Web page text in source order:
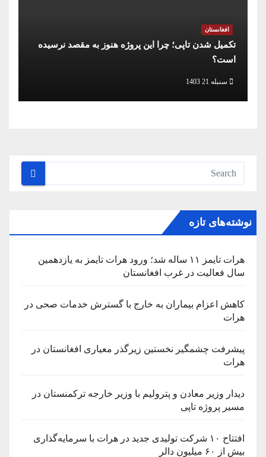
افغانستان
تکمیل شدن تاپی؛ چرا این پروژه هنوز به مقصد نرسیده
است؟
سنبله 21 1403
نوشته‌های تازه
هرات تایمز ۱۱ ساله شد؛ ورود هرات تایمز به یازدهمین
سال فعالیت در غرب افغانستان
کاهش اعزام بیماران به خارج با گسترش خدمات صحی در
هرات
پیشرفت چشمگیر نخستین زیرگذر معیاری افغانستان در
هرات
دیدار وزیر معادن و پترولیم با وزیر خارجه ترکمنستان در
مسیر پروژه تاپی
افتتاح ۱۰ شرکت تولیدی جدید در هرات با سرمایه‌گذاری
بیش از ۶۰ میلیون دالر